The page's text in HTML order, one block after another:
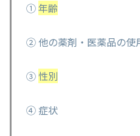
①年齢
② 他の薬剤・医薬品の使
③性別
④ 症状